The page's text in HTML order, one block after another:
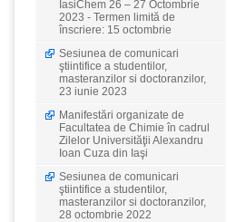
IasiChem 26 – 27 Octombrie
2023 - Termen limită de
înscriere: 15 octombrie
Sesiunea de comunicari
ştiintifice a studentilor,
masteranzilor si doctoranzilor,
23 iunie 2023
Manifestări organizate de
Facultatea de Chimie în cadrul
Zilelor Universităţii Alexandru
Ioan Cuza din Iaşi
Sesiunea de comunicari
ştiintifice a studentilor,
masteranzilor si doctoranzilor,
28 octombrie 2022